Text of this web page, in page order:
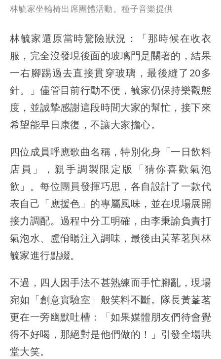
林毓家坐輪椅出席團體活動。種子音樂提供
林毓家還原當時驚險狀況：「那時候在收衣
服，完全沒發現後面的玻璃門是關著的，結果
一右腳踢過去直接貫穿玻璃，最後縫了20多
針。」儘管目前行動不便，毓家仍保持樂觀態
度，並誠摯感謝這段時間大家的幫忙，接下來
希望能早日康復，不讓大家擔心。
四位成員呼應歌曲名稱，特別化身「一日飲料
店員」，親手調製限定版「猜你喜歡氣泡
飲」。每位團員發揮巧思，各自設計了一款代
表自己「應援色」的專屬風味，並在現場展開
接力調配。過程中分工明確，由李秉諭負責打
氣泡水、盧佾暘注入調味，最後由黃莑茗與林
毓家進行點綴。
不過，四人因手法不甚熟練而手忙腳亂，現場
宛如「創意實驗室」般笑料不斷。隊長黃莑茗
更在一旁幽默吐槽：「如果媒體朋友們待會覺
得不好喝，那絕對是他們做的！」引發全場哄
堂大笑。